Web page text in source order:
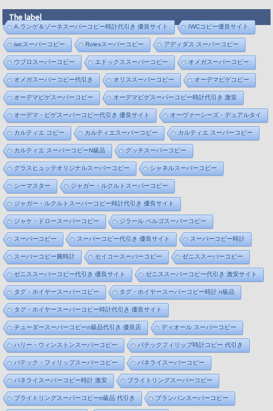
The label
A.ランゲ＆ゾーネスーパーコピー時計代引き 優良サイト IWCコピー優良サイト
iwcスーパーコピー Rolexスーパーコピー アディダス スーパーコピー
ウブロスーパーコピー エドックススーパーコピー オメガスーパーコピー
オメガスーパーコピー代引き オリススーパーコピー オーデマピゲコピー
オーデマピゲスーパーコピー オーデマピゲスーパーコピー時計代引き 激安
オーデマ・ピゲスーパーコピー代引き 優良サイト オーヴァーシーズ・デュアルタイ
カルティエ コピー カルティエスーパーコピー カルティエ スーパーコピー
カルティエ スーパーコピーN級品 グッチスーパーコピー
グラスヒュッテオリジナルスーパーコピー シャネルスーパーコピー
シーマスター ジャガー・ルクルトスーパーコピー
ジャガー・ルクルトスーパーコピー時計代引き 優良サイト
ジャケ・ドロースーパーコピー ジラール ペルゴスーパーコピー
スーパーコピー スーパーコピー代引き 優良サイト スーパーコピー時計
スーパーコピー腕時計 セイコースーパーコピー ゼニススーパーコピー
ゼニススーパーコピー代引き 優良サイト ゼニススーパーコピー代引き 激安サイト
タグ・ホイヤースーパーコピー タグ・ホイヤースーパーコピー時計 n級品
タグ・ホイヤースーパーコピー時計代引き 優良サイト
チューダースーパーコピーn級品代引き 優良店 ディオール スーパーコピー
ハリー・ウィンストンスーパーコピー パテックフィリップ時計コピー 代引き
パテック・フィリップスーパーコピー パネライスーパーコピー
パネライスーパーコピー時計 激安 ブライトリングスーパーコピー
ブライトリングスーパーコピーn級品 代引き ブランパンスーパーコピー